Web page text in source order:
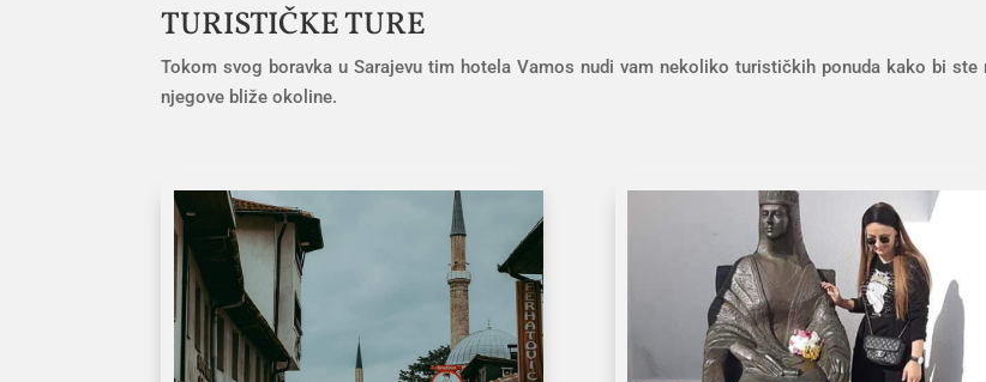
TURISTIČKE TURE
Tokom svog boravka u Sarajevu tim hotela Vamos nudi vam nekoliko turističkih ponuda kako bi
njegove bliže okoline.